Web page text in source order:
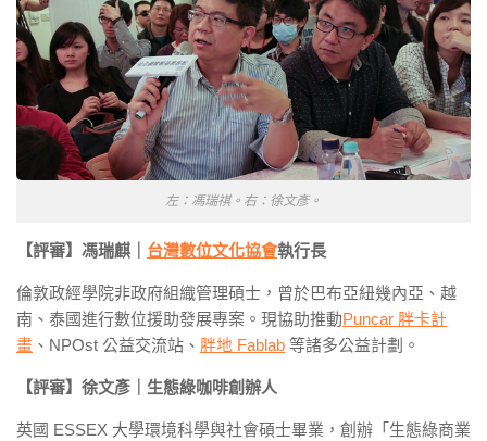
左：馮瑞祺。右：徐文彥。
【評審】馮瑞麒｜ 台灣數位文化協會執行長
倫敦政經學院非政府組織管理碩士，曾於巴布亞紐幾內亞、越
南、泰國進行數位援助發展專案。現協助推動Puncar 胖卡計
畫 、NPOst 公益交流站、 胖地 Fablab 等諸多公益計劃。
【評審】徐文彥｜生態綠咖啡創辦人
英國 ESSEX 大學環境科學與社會碩士畢業，創辦「生態綠商業